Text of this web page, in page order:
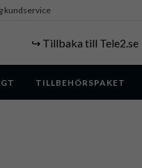
kundservice
↪️ Tillbaka till Tele2.se
TILLBEHÖRSPAKET